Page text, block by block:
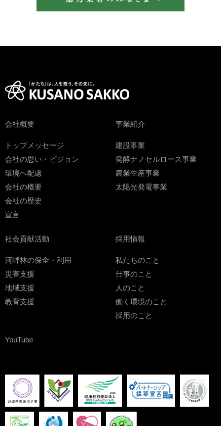
会社概要
トップメッセージ
会社の思い・ビジョン
環境へ配慮
会社の概要
会社の歴史
宣言
事業紹介
建設事業
発酵ナノセルロース事業
農業生産事業
太陽光発電事業
社会貢献活動
河畔林の保全・利用
災害支援
地域支援
教育支援
採用情報
私たちのこと
仕事のこと
人のこと
働く環境のこと
採用のこと
YouTube